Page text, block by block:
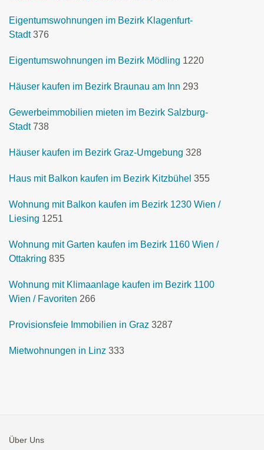
Eigentumswohnungen im Bezirk Klagenfurt-
Stadt 376
Eigentumswohnungen im Bezirk Mödling 1220
Häuser kaufen im Bezirk Braunau am Inn 293
Gewerbeimmobilien mieten im Bezirk Salzburg-
Stadt 738
Häuser kaufen im Bezirk Graz-Umgebung 328
Haus mit Balkon kaufen im Bezirk Kitzbühel 355
Wohnung mit Balkon kaufen im Bezirk 1230 Wien /
Liesing 1251
Wohnung mit Garten kaufen im Bezirk 1160 Wien /
Ottakring 835
Wohnung mit Klimaanlage kaufen im Bezirk 1100
Wien / Favoriten 266
Provisionsfeie Immobilien in Graz 3287
Mietwohnungen in Linz 333
Über Uns